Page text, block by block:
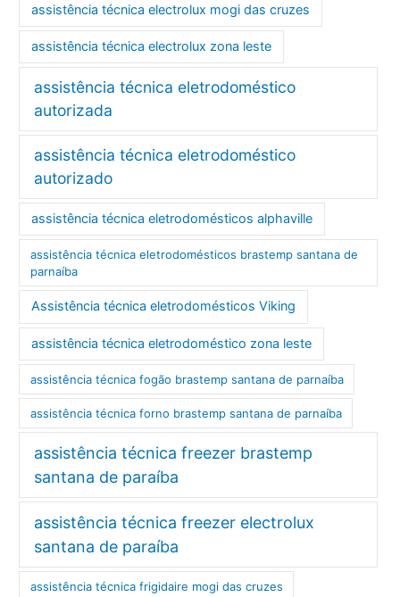
assistência técnica electrolux mogi das cruzes
assistência técnica electrolux zona leste
assistência técnica eletrodoméstico
autorizada
assistência técnica eletrodoméstico
autorizado
assistência técnica eletrodomésticos alphaville
assistência técnica eletrodomésticos brastemp santana de
parnaíba
Assistência técnica eletrodomésticos Viking
assistência técnica eletrodoméstico zona leste
assistência técnica fogão brastemp santana de parnaíba
assistência técnica forno brastemp santana de parnaíba
assistência técnica freezer brastemp
santana de paraíba
assistência técnica freezer electrolux
santana de paraíba
assistência técnica frigidaire mogi das cruzes